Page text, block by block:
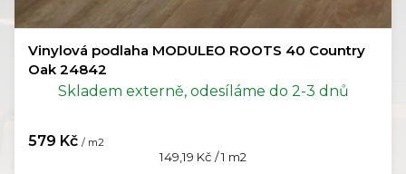
Vinylová podlaha MODULEO ROOTS 40 Country
Oak 24842
Skladem externě, odesíláme do 2-3 dnů
579 Kč / m2
Měrná
149,19 Kč / 1 m2